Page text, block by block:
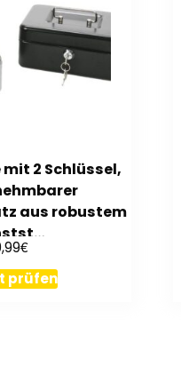
2 Schlüssel,
aus robustem
€
prüfen